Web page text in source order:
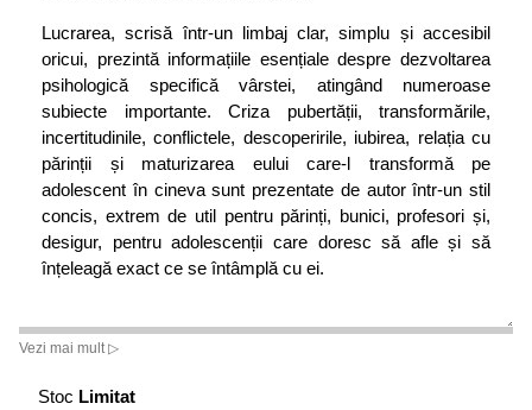
Lucrarea, scrisă într-un limbaj clar, simplu și accesibil
oricui, prezintă informațiile esențiale despre dezvoltarea
psihologică specifică vârstei, atingând numeroase
subiecte importante. Criza pubertății, transformările,
incertitudinile, conflictele, descoperirile, iubirea, relația cu
părinții și maturizarea eului care-l transformă pe
adolescent în cineva sunt prezentate de autor într-un stil
concis, extrem de util pentru părinți, bunici, profesori și,
desigur, pentru adolescenții care doresc să afle și să
înțeleagă exact ce se întâmplă cu ei.
Vezi mai mult ▷
Stoc Limitat